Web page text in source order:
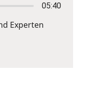
05:40
Experten